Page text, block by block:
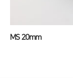
MS 20mm